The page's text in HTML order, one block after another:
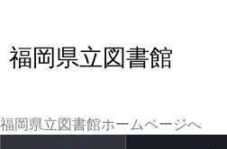
福岡県立図書館
福岡県立図書館ホームページへ